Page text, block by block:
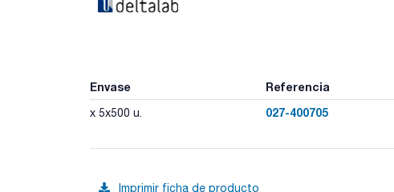
Envase Referencia
x 5x500 u. 027-400705
Imprimir ficha de producto